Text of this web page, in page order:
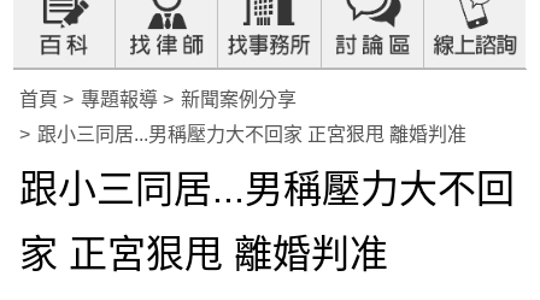
首頁 專題報導
新聞案例分享
跟小三同居...男稱壓力大不回家 正宮狠甩 離婚判准
跟小三同居...男稱壓力大不回
家 正宮狠甩 離婚判准